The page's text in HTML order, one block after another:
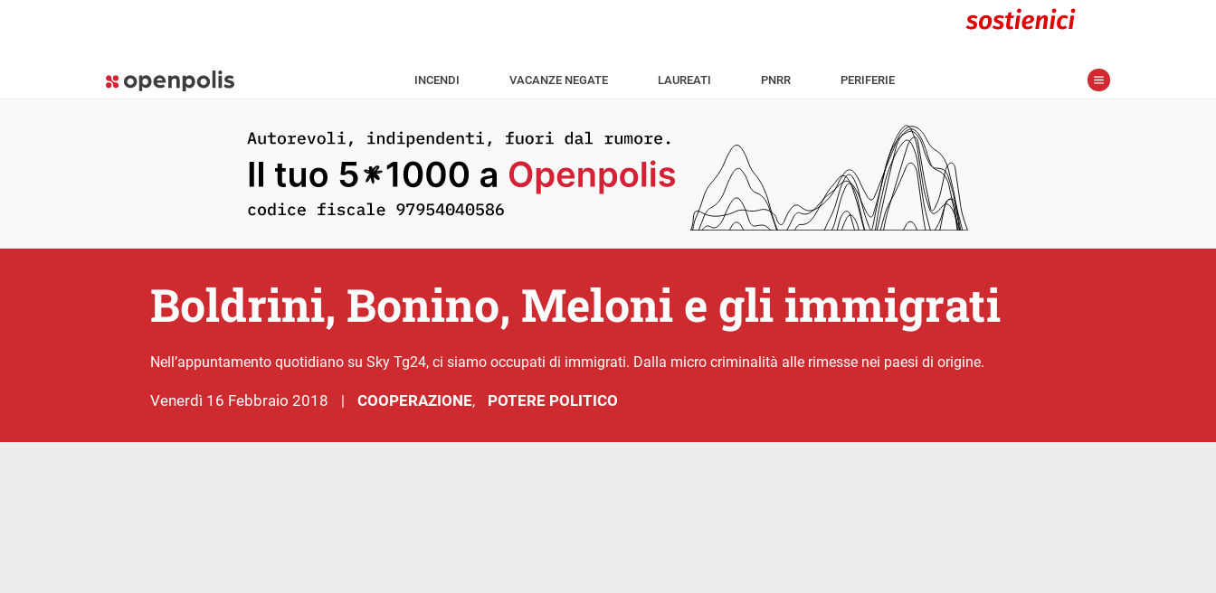
INCENDI VACANZE NEGATE LAUREATI PNRR PERIFERIE
Boldrini, Bonino, Meloni e gli immigrati
Nell’appuntamento quotidiano su Sky Tg24, ci siamo occupati di immigrati. Dalla micro criminalità alle rimesse nei paesi di origine.
venerdì 16 Febbraio 2018 | COOPERAZIONE, POTERE POLITICO